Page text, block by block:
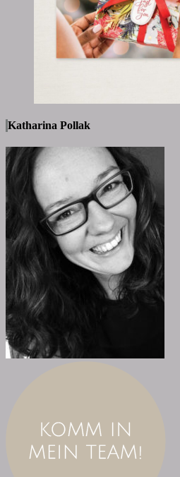
Katharina Pollak